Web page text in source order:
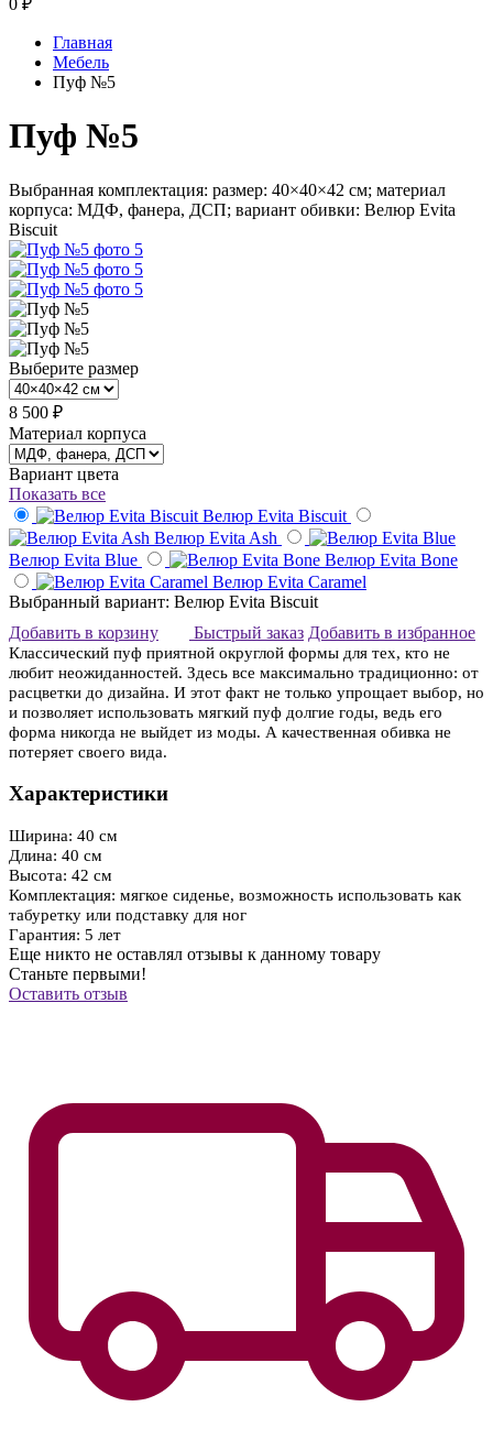
0 ₽
Главная
Мебель
Пуф №5
Пуф №5
Выбранная комплектация: размер: 40×40×42 см; материал
корпуса: МДФ, фанера, ДСП; вариант обивки: Велюр Evita
Biscuit
Выберите размер
8 500 ₽
Материал корпуса
Вариант цвета
Показать все
Велюр Evita Biscuit
Велюр Evita Ash
Велюр Evita Blue
Велюр Evita Bone
Велюр Evita Caramel
Выбранный вариант: Велюр Evita Biscuit
Добавить в корзину
Быстрый заказ Добавить в избранное
Классический пуф приятной округлой формы для тех, кто не
любит неожиданностей. Здесь все максимально традиционно: от
расцветки до дизайна. И этот факт не только упрощает выбор, но
и позволяет использовать мягкий пуф долгие годы, ведь его
форма никогда не выйдет из моды. А качественная обивка не
потеряет своего вида.
Характеристики
Ширина: 40 см
Длина: 40 см
Высота: 42 см
Комплектация: мягкое сиденье, возможность использовать как
табуретку или подставку для ног
Гарантия: 5 лет
Еще никто не оставлял отзывы к данному товару
Станьте первыми!
Оставить отзыв